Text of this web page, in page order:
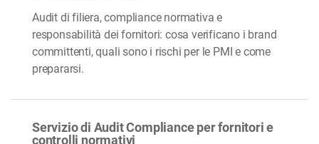
Audit di filiera, compliance normativa e
responsabilità dei fornitori: cosa verificano i brand
committenti, quali sono i rischi per le PMI e come
prepararsi.
Servizio di Audit Compliance per fornitori e
controlli normativi